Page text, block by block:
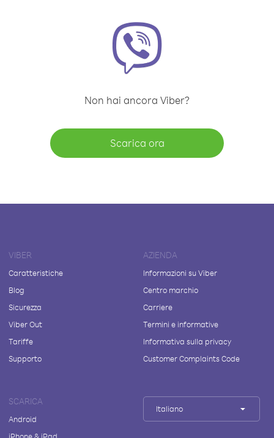
Non hai ancora Viber?
Scarica ora
VIBER
Caratteristiche
Blog
Sicurezza
Viber Out
Tariffe
Supporto
AZIENDA
Informazioni su Viber
Centro marchio
Carriere
Termini e informative
Informativa sulla privacy
Customer Complaints Code
SCARICA
Android
Italiano